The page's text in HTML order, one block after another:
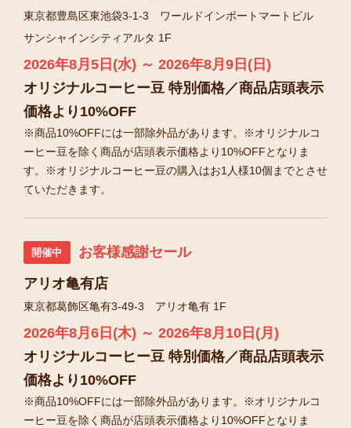
東京都豊島区東池袋3-1-3 ワールドインポートマートビル
サンシャインシティアルタ 1F
2026年8月5日(水) ～ 2026年8月9日(日)
オリジナルコーヒー豆 特別価格／商品店頭表示
価格より10%OFF
※商品10%OFFには一部除外品があります。※オリジナルコ
ーヒー豆を除く商品が店頭表示価格より10%OFFとなりま
す。※オリジナルコーヒー豆の購入はお1人様10個までとさせ
ていただきます。
開催中 お客様感謝セール
アリオ亀有店
東京都葛飾区亀有3-49-3 アリオ亀有 1F
2026年8月6日(木) ～ 2026年8月10日(月)
オリジナルコーヒー豆 特別価格／商品店頭表示
価格より10%OFF
※商品10%OFFには一部除外品があります。※オリジナルコ
ーヒー豆を除く商品が店頭表示価格より10%OFFとなりま